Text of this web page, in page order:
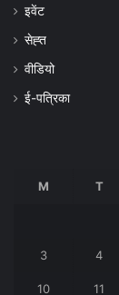
इवेंट
सेह्त
वीडियो
ई-पत्रिका
M T
3 4
10 11